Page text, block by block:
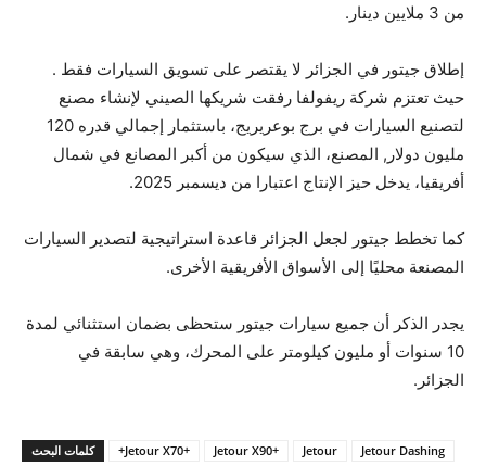
من 3 ملایین دینار.
إطلاق جیتور في الجزائر لا یقتصر على تسویق السیارات فقط .
حيث تعتزم شركة ریفولفا رفقت شريكها الصيني لإنشاء مصنع
لتصنیع السیارات في برج بوعریریج، باستثمار إجمالي قدره 120
ملیون دولار, المصنع، الذي سیكون من أكبر المصانع في شمال
أفریقیا، يدخل حيز الإنتاج اعتبارا من دیسمبر 2025.
كما تخطط جیتور لجعل الجزائر قاعدة استراتیجیة لتصدیر السیارات
المصنعة محلیًا إلى الأسواق الأفریقیة الأخرى.
يجدر الذكر أن جمیع سیارات جیتور ستحظى بضمان استثنائي لمدة
10 سنوات أو ملیون كیلومتر على المحرك، وھي سابقة في
الجزائر.
كلمات البحث +Jetour X70+ +Jetour X90 Jetour
Jetour Dashing